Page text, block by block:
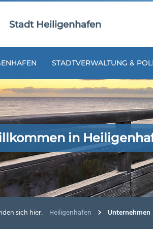
Stadt Heiligenhafen
STADTVERWALTUNG &
in
in
in
in
in
sich hier: Heiligenhafen Unternehmen